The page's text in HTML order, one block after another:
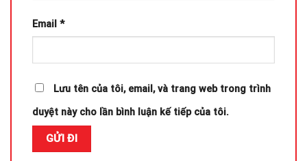
Email *
Lưu tên của tôi, email, và trang web trong trình
duyệt này cho lần bình luận kế tiếp của tôi.